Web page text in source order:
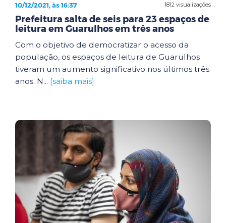
1812 visualizações
10/12/2021, às 16:37
Prefeitura salta de seis para 23 espaços de
leitura em Guarulhos em três anos
Com o objetivo de democratizar o acesso da
população, os espaços de leitura de Guarulhos
tiveram um aumento significativo nos últimos três
anos. N... [saiba mais]